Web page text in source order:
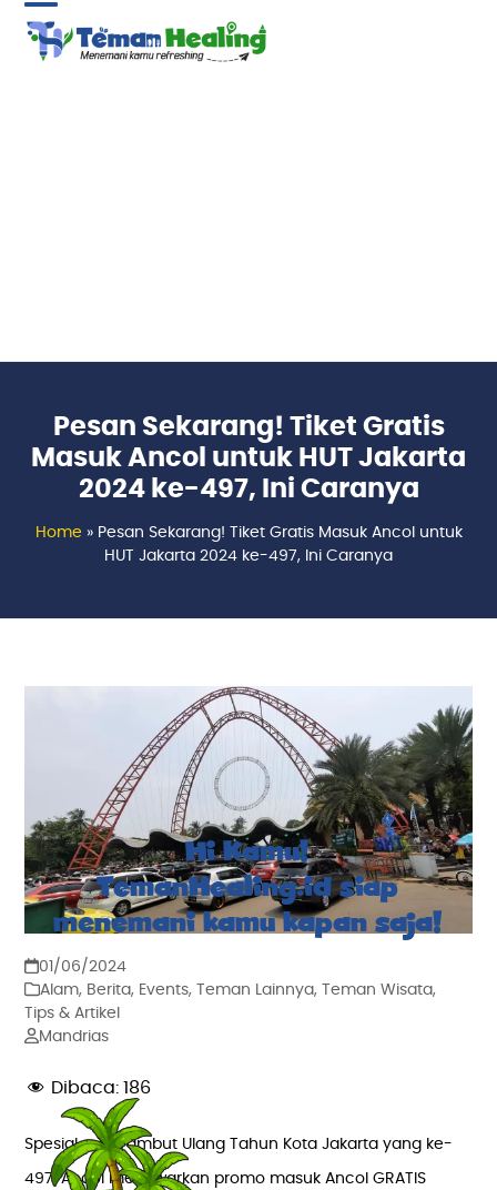
Skip
content
Open
mobile
Close
mobile
Pesan Sekarang! Tiket Gratis
Masuk Ancol untuk HUT Jakarta
2024 ke-497, Ini Caranya
Home » Pesan Sekarang! Tiket Gratis Masuk Ancol untuk
HUT Jakarta 2024 ke-497, Ini Caranya
01/06/2024
Alam, Berita, Events, Teman Lainnya, Teman Wisata,
Tips & Artikel
Mandrias
Dibaca: 186
Spesial menyambut Ulang Tahun Kota Jakarta yang ke-
497, Ancol menawarkan promo masuk Ancol GRATIS
Hi Kamu!
TemanHealing.id siap
menemani kamu kapan saja!